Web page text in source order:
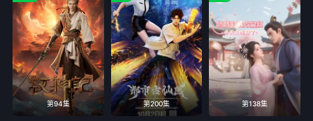
第94集 第200集 第138集